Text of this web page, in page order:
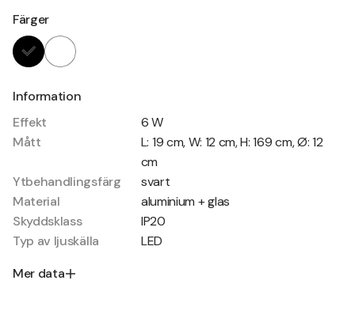
Färger
Information
Effekt
6 W
Mått
L: 19 cm, W: 12 cm, H: 169 cm, Ø: 12
cm
Ytbehandlingsfärg
svart
Material
aluminium + glas
Skyddsklass
IP20
Typ av ljuskälla
LED
Mer data